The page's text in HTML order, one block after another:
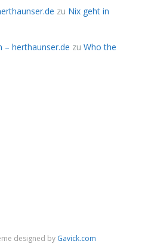
zu Nix geht in
– herthaunser.de zu Who the
designed by Gavick.com